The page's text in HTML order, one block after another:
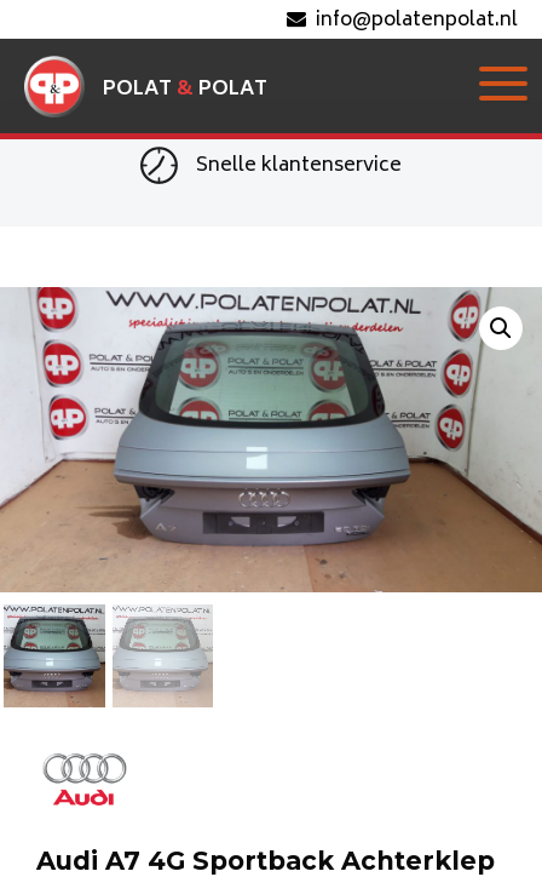
info@polatenpolat.nl
POLAT & POLAT
Snelle klantenservice
Audi A7 4G Sportback Achterklep